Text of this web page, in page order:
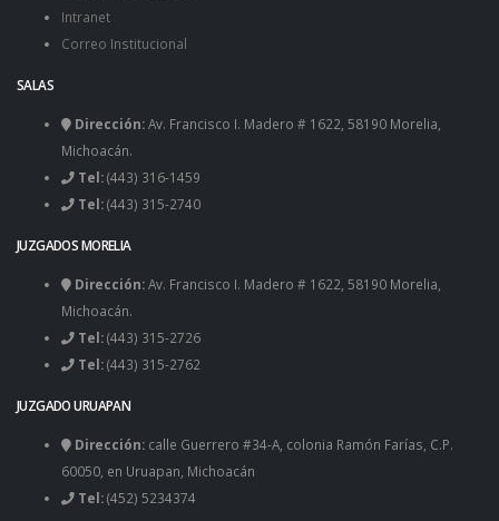
Intranet
Correo Institucional
SALAS
Dirección:Av. Francisco I. Madero # 1622, 58190 Morelia,
Michoacán.
Tel:(443) 316-1459
Tel:(443) 315-2740
JUZGADOS MORELIA
Dirección:Av. Francisco I. Madero # 1622, 58190 Morelia,
Michoacán.
Tel:(443) 315-2726
Tel:(443) 315-2762
JUZGADO URUAPAN
Dirección: calle Guerrero #34-A, colonia Ramón Farías, C.P.
60050, en Uruapan, Michoacán
Tel:(452) 5234374